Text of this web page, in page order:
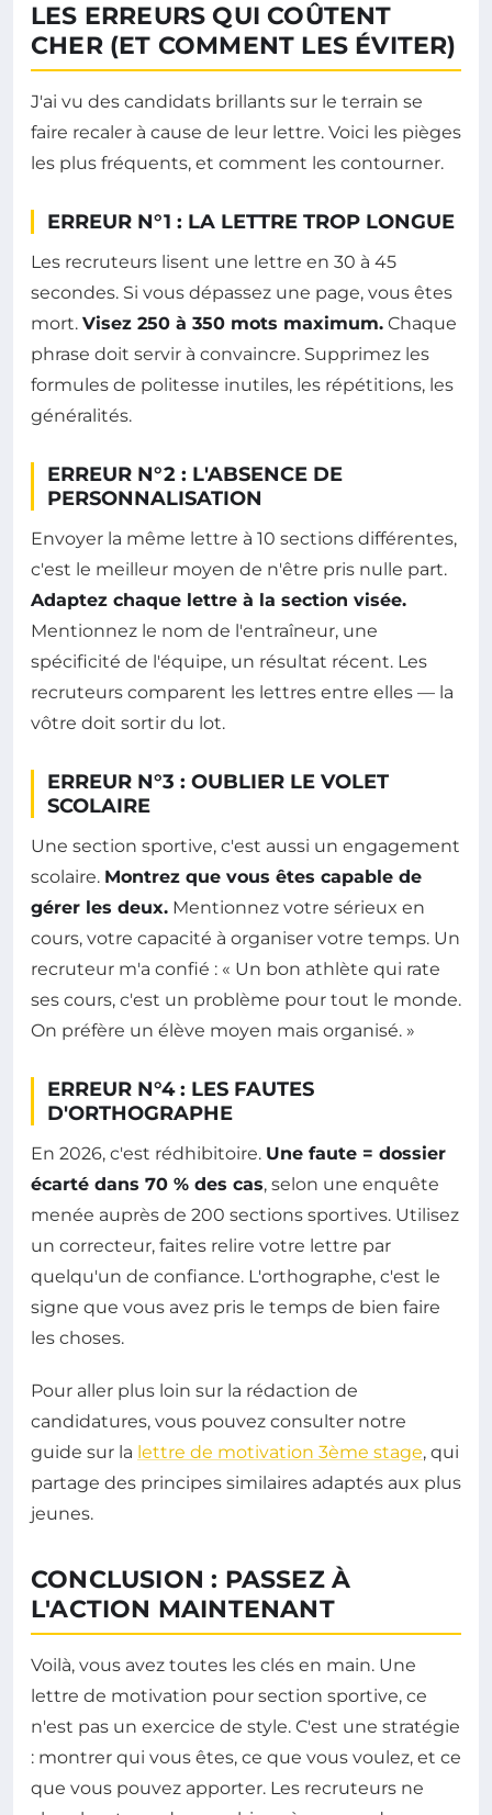
LES ERREURS QUI COÛTENT
CHER (ET COMMENT LES ÉVITER)
J'ai vu des candidats brillants sur le terrain se
faire recaler à cause de leur lettre. Voici les pièges
les plus fréquents, et comment les contourner.
ERREUR N°1 : LA LETTRE TROP LONGUE
Les recruteurs lisent une lettre en 30 à 45
secondes. Si vous dépassez une page, vous êtes
mort. Visez 250 à 350 mots maximum. Chaque
phrase doit servir à convaincre. Supprimez les
formules de politesse inutiles, les répétitions, les
généralités.
ERREUR N°2 : L'ABSENCE DE
PERSONNALISATION
Envoyer la même lettre à 10 sections différentes,
c'est le meilleur moyen de n'être pris nulle part.
Adaptez chaque lettre à la section visée.
Mentionnez le nom de l'entraîneur, une
spécificité de l'équipe, un résultat récent. Les
recruteurs comparent les lettres entre elles — la
vôtre doit sortir du lot.
ERREUR N°3 : OUBLIER LE VOLET
SCOLAIRE
Une section sportive, c'est aussi un engagement
scolaire. Montrez que vous êtes capable de
gérer les deux. Mentionnez votre sérieux en
cours, votre capacité à organiser votre temps. Un
recruteur m'a confié : « Un bon athlète qui rate
ses cours, c'est un problème pour tout le monde.
On préfère un élève moyen mais organisé. »
ERREUR N°4 : LES FAUTES
D'ORTHOGRAPHE
En 2026, c'est rédhibitoire. Une faute = dossier
écarté dans 70 % des cas, selon une enquête
menée auprès de 200 sections sportives. Utilisez
un correcteur, faites relire votre lettre par
quelqu'un de confiance. L'orthographe, c'est le
signe que vous avez pris le temps de bien faire
les choses.
Pour aller plus loin sur la rédaction de
candidatures, vous pouvez consulter notre
guide sur la lettre de motivation 3ème stage, qui
partage des principes similaires adaptés aux plus
jeunes.
CONCLUSION : PASSEZ À
L'ACTION MAINTENANT
Voilà, vous avez toutes les clés en main. Une
lettre de motivation pour section sportive, ce
n'est pas un exercice de style. C'est une stratégie
: montrer qui vous êtes, ce que vous voulez, et ce
que vous pouvez apporter. Les recruteurs ne